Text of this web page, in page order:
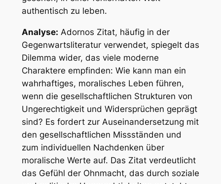
authentisch zu leben.
Analyse: Adornos Zitat, häufig in der
Gegenwartsliteratur verwendet, spiegelt das
Dilemma wider, das viele moderne
Charaktere empfinden: Wie kann man ein
wahrhaftiges, moralisches Leben führen,
wenn die gesellschaftlichen Strukturen von
Ungerechtigkeit und Widersprüchen geprägt
sind? Es fordert zur Auseinandersetzung mit
den gesellschaftlichen Missständen und
zum individuellen Nachdenken über
moralische Werte auf. Das Zitat verdeutlicht
das Gefühl der Ohnmacht, das durch soziale